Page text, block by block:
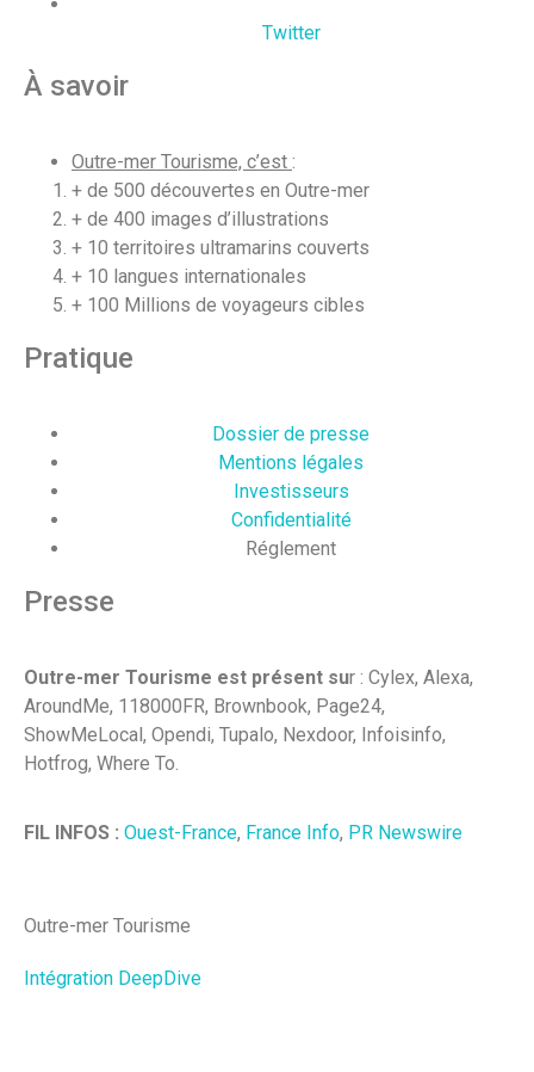
Twitter
À savoir
Outre-mer Tourisme, c’est :
+ de 500 découvertes en Outre-mer
+ de 400 images d’illustrations
+ 10 territoires ultramarins couverts
+ 10 langues internationales
+ 100 Millions de voyageurs cibles
Pratique
Dossier de presse
Mentions légales
Investisseurs
Confidentialité
Réglement
Presse
Outre-mer Tourisme est présent sur : Cylex, Alexa,
AroundMe, 118000FR, Brownbook, Page24,
ShowMeLocal, Opendi, Tupalo, Nexdoor, Infoisinfo,
Hotfrog, Where To.
FIL INFOS : Ouest-France, France Info, PR Newswire
Outre-mer Tourisme
Intégration DeepDive